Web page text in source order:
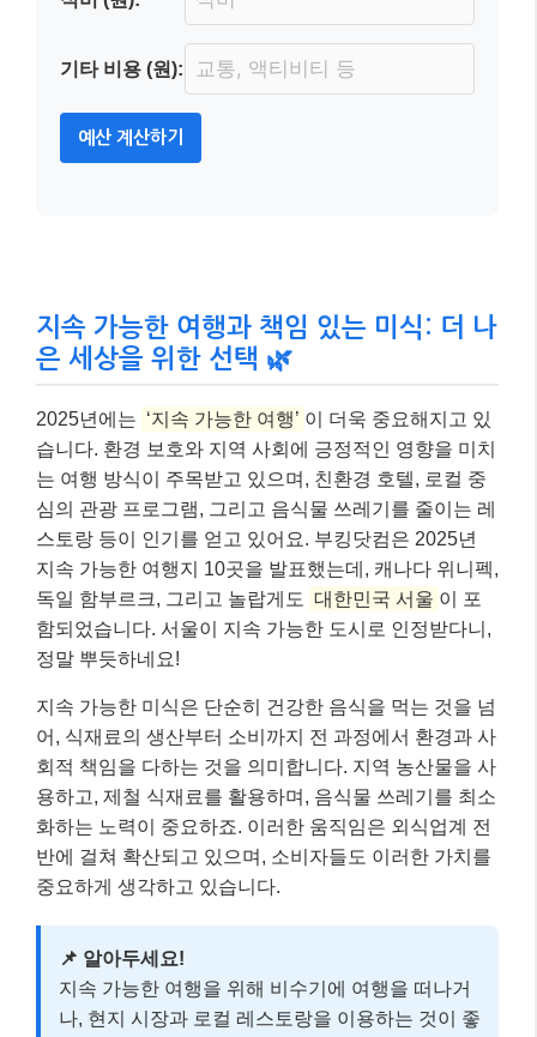
기타 비용 (원):
예산 계산하기
지속 가능한 여행과 책임 있는 미식: 더 나
은 세상을 위한 선택 🌿
2025년에는 ‘지속 가능한 여행’ 이 더욱 중요해지고 있
습니다. 환경 보호와 지역 사회에 긍정적인 영향을 미치
는 여행 방식이 주목받고 있으며, 친환경 호텔, 로컬 중
심의 관광 프로그램, 그리고 음식물 쓰레기를 줄이는 레
스토랑 등이 인기를 얻고 있어요. 부킹닷컴은 2025년
지속 가능한 여행지 10곳을 발표했는데, 캐나다 위니펙,
독일 함부르크, 그리고 놀랍게도 대한민국 서울 이 포
함되었습니다. 서울이 지속 가능한 도시로 인정받다니,
정말 뿌듯하네요!
지속 가능한 미식은 단순히 건강한 음식을 먹는 것을 넘
어, 식재료의 생산부터 소비까지 전 과정에서 환경과 사
회적 책임을 다하는 것을 의미합니다. 지역 농산물을 사
용하고, 제철 식재료를 활용하며, 음식물 쓰레기를 최소
화하는 노력이 중요하죠. 이러한 움직임은 외식업계 전
반에 걸쳐 확산되고 있으며, 소비자들도 이러한 가치를
중요하게 생각하고 있습니다.
📌 알아두세요!
지속 가능한 여행을 위해 비수기에 여행을 떠나거
나, 현지 시장과 로컬 레스토랑을 이용하는 것이 좋